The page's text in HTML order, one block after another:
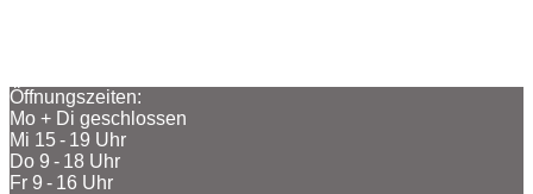
Öffnungszeiten:
Mo + Di geschlossen
Mi 15 - 19 Uhr
Do 9 - 18 Uhr
Fr 9 - 16 Uhr